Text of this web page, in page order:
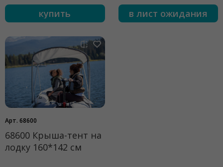
купить
в лист ожидания
Арт. 68600
68600 Крыша-тент на
лодку 160*142 см